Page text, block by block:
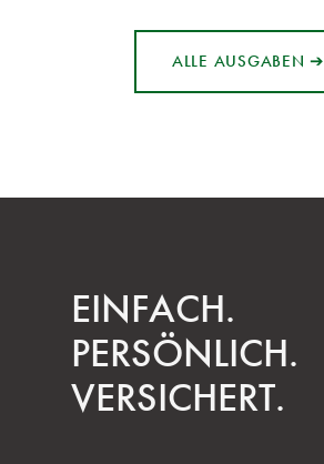
ALLE AUSGABEN ➔
EINFACH.
PERSÖNLICH.
VERSICHERT.